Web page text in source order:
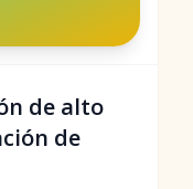
de alto
de